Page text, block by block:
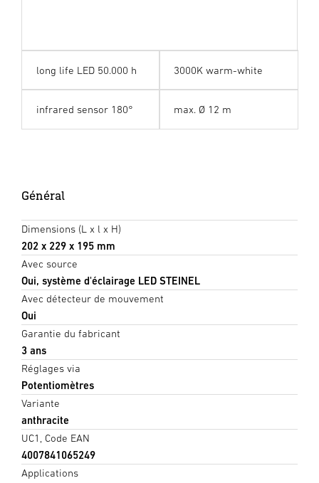
long life LED 50.000 h 3000K warm-white
infrared sensor 180° max. Ø 12 m
Général
Dimensions (L x l x H)
202 x 229 x 195 mm
Avec source
Oui, système d'éclairage LED STEINEL
Avec détecteur de mouvement
Oui
Garantie du fabricant
3 ans
Réglages via
Potentiomètres
Variante
anthracite
UC1, Code EAN
4007841065249
Applications